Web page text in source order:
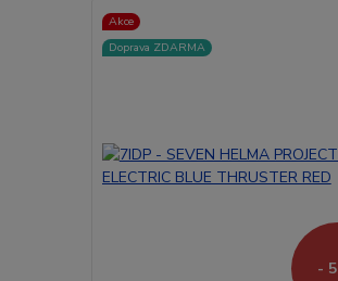
Akce
Doprava ZDARMA
-